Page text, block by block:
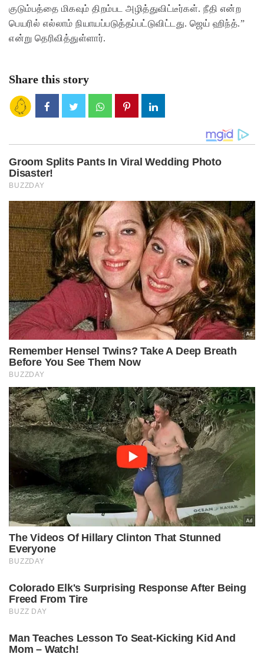
குடும்பத்தை மிகவும் திறம்பட அழித்துவிட்டீர்கள். நீதி என்ற
பெயரில் எல்லாம் நியாயப்படுத்தப்பட்டுவிட்டது. ஜெய் ஹிந்த்.”
என்று தெரிவித்துள்ளார்.
Share this story